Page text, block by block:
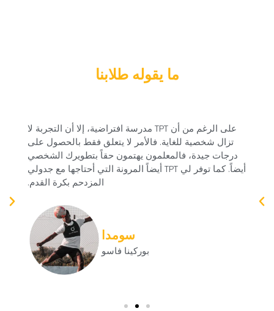
ما يقوله طلابنا
على الرغم من أن TPT مدرسة افتراضية، إلا أن التجربة لا
تزال شخصية للغاية. فالأمر لا يتعلق فقط بالحصول على
درجات جيدة، فالمعلمون يهتمون حقاً بتطويرك الشخصي
أيضاً. كما توفر لي TPT أيضاً المرونة التي أحتاجها مع جدولي
المزدحم بكرة القدم.
سومدا
بوركينا فاسو